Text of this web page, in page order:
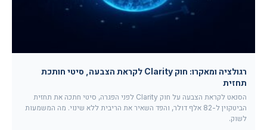
רגולציה ומאקרו: חוק Clarity לקראת הצבעה, סיטי חותכת
תחזית
הסנאט לקראת הצבעה על חוק Clarity לפני הפגרה, סיטי חתכה את תחזית
הביטקוין ל-82 אלף דולר, והפד השאיר את הריבית ללא שינוי. מה המשמעות
לשוק.